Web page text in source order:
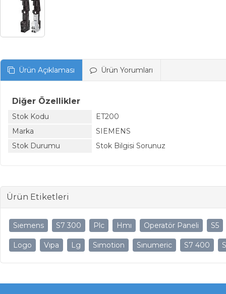
Ürün Açıklaması Ürün Yorumları
Diğer Özellikler
Stok Kodu
ET200
Marka
SIEMENS
Stok Durumu
Stok Bilgisi Sorunuz
Ürün Etiketleri
Sıemens S7 300 Plc Hmı Operatör Paneli S5
Logo Vıpa Lg Sımotion Sınumeric S7 400